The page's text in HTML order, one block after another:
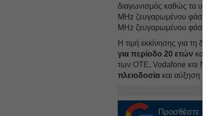
διαγωνισμός καθώς τα
MHz ζευγαρωμένου
MHz ζευγαρωμένου
Η τιμή εκκίνησης για τη
για περίοδο 20 ετών και
των ΟΤΕ, Vodafone και Nova,
πλειοδοσία και αύξηση του
Προσθέστε το